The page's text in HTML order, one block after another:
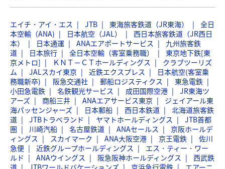
エイチ・アイ・エス JTB 東海旅客鉄道（JR東海）
全日
本空輸（ANA)
日本航空（JAL）
西日本旅客鉄道（JR西日
本）
日本通運 ANAエアポートサービス
九州旅客鉄
道
日本旅行 全日本空輸（客室乗務職）
東京地下鉄[東
京メトロ]
ＫＮＴ－ＣＴホールディングス
クラブツーリズ
ム
JALスカイ東京 近鉄エクスプレス
日本航空(客室乗
務職新卒)
阪急交通社 郵船ロジスティクス
東急電鉄
小田急電鉄
名鉄観光サービス 成田国際空港
JR東海ツ
アーズ
商船三井 ANAエアサービス東京
ジェイアール東
海パッセンジャーズ
日本郵船 西日本鉄道
北海道旅客鉄
道
JTBトラベランド ヤマトホールディングス
JTB首都
圏
川崎汽船 名古屋鉄道 ANAセールス
京阪ホールデ
ィングス
スカイマーク ANA大阪空港 京王電鉄
佐川
急便
近鉄グループホールディングス
エス・ティー・ワー
ルド
ANAウイングス 阪急阪神ホールディングス
西武鉄
道
JTBワールドバケーションズ 京浜急行電鉄 エアーニ